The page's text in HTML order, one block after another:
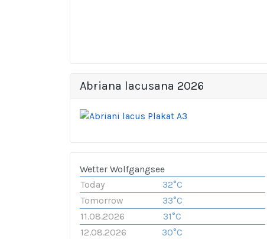
Abriana lacusana 2026
Wetter Wolfgangsee
Today
32°C
Tomorrow
33°C
11.08.2026
31°C
12.08.2026
30°C